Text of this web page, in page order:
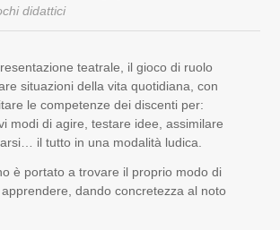
didattici
teatrale, ilgioco di ruolo
situazioni della vita quotidiana, con
le competenze dei discenti per:
modi di agire, testare idee, assimilare
il tutto in una modalità ludica.
è portato a trovare il proprio modo di
dando concretezza al noto